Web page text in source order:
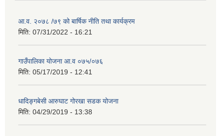
आ.व. २०७८ /७९ को बार्षिक नीति तथा कार्यक्रम
मिति: 07/31/2022 - 16:21
गाउँपालिका योजना आ.व ०७५/०७६
मिति: 05/17/2019 - 12:41
धादिङ्गबेसी आरुघाट गोरखा सडक योजना
मिति: 04/29/2019 - 13:38